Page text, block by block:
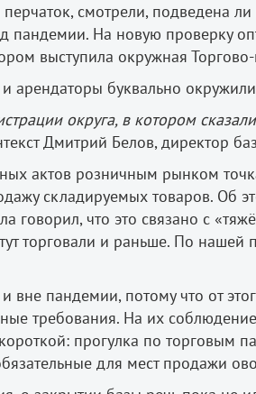
смотрели, подведена
пандемии. На новую проверку
выступила окружная
арендаторы буквально
округа, в котором
Дмитрий Белов, директор
актов розничным рынком
складируемых товаров. Об
говорил, что это связано с
торговали и раньше. По
вне пандемии, потому что от
требования. На их
прогулка по торговым
для мест продажи